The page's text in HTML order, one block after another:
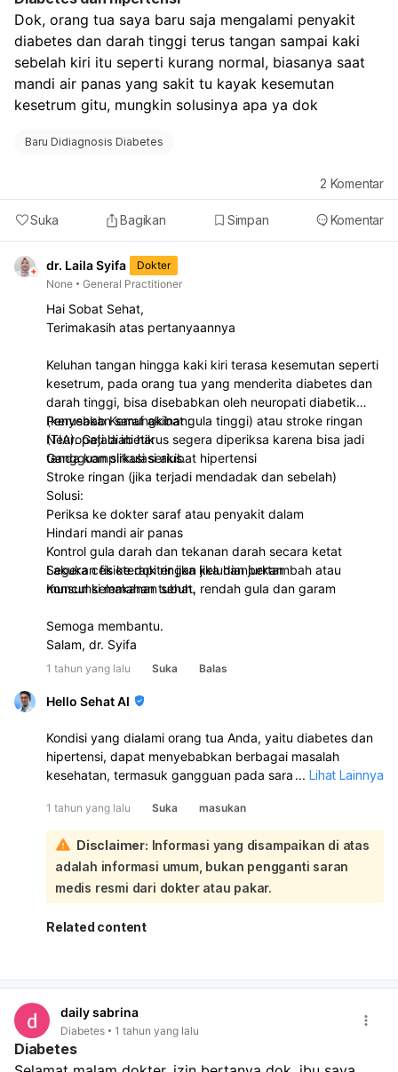
Dok, orang tua saya baru saja mengalami penyakit
diabetes dan darah tinggi terus tangan sampai kaki
sebelah kiri itu seperti kurang normal, biasanya saat
mandi air panas yang sakit tu kayak kesemutan
kesetrum gitu, mungkin solusinya apa ya dok
Baru Didiagnosis Diabetes
Suka Bagikan Simpan Komentar
2 Komentar
dr. Laila Syifa
Dokter
None
General Practitioner
Hai Sobat Sehat,
Terimakasih atas pertanyaannya
Keluhan tangan hingga kaki kiri terasa kesemutan seperti
kesetrum, pada orang tua yang menderita diabetes dan
darah tinggi, bisa disebabkan oleh neuropati diabetik
(kerusakan saraf akibat gula tinggi) atau stroke ringan
(TIA). Gejala ini harus segera diperiksa karena bisa jadi
tanda komplikasi serius.
Penyebab Kemungkinan:
Neuropati diabetik
Gangguan sirkulasi akibat hipertensi
Stroke ringan (jika terjadi mendadak dan sebelah)
Solusi:
Periksa ke dokter saraf atau penyakit dalam
Hindari mandi air panas
Kontrol gula darah dan tekanan darah secara ketat
Lakukan fisioterapi ringan jika dianjurkan
Konsumsi makanan sehat, rendah gula dan garam
Segera cek ke dokter jika keluhan bertambah atau
muncul kelemahan tubuh.
Semoga membantu.
Salam, dr. Syifa
1 tahun yang lalu Suka Balas
Hello Sehat AI
Kondisi yang dialami orang tua Anda, yaitu diabetes dan
hipertensi, dapat menyebabkan berbagai masalah
kesehatan, termasuk gangguan pada saraf dan
tidak normal di tangan dan kaki sebelah kiri bisa jadi
merupakan tanda dari neuropati diabetik, yang sering
terjadi pada penderita diabetes.:
Untuk mengatasi masalah ini, penting untuk mengontrol
kadar gula darah dan tekanan darah dengan baik. Berikut
beberapa langkah yang bisa diambil:
Pengelolaan Diabetes dan Hipertensi
mengonsumsi obat-obatan sesuai petunjuk dan
gula darah dan tekanan darah.
Diet Sehat : Menerapkan pola makan yang sehat
sangat penting. Diet seimbang yang kaya akan
... Lihat Lainnya
1 tahun yang lalu Suka masukan
Disclaimer: Informasi yang disampaikan di atas
adalah informasi umum, bukan pengganti saran
medis resmi dari dokter atau pakar.
Related content
daily sabrina
Diabetes 1 tahun yang lalu
Diabetes